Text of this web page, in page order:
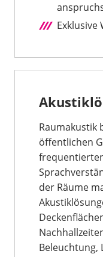
Exklusive
Raumakustik
öffentlichen
der Räume
Beleuchtung,